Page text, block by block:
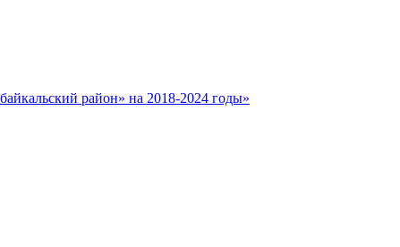
район» на 2018-2024 годы»